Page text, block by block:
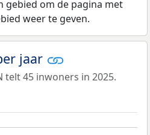
gebied om de pagina met
weer te geven.
jaar
telt 45 inwoners in 2025.